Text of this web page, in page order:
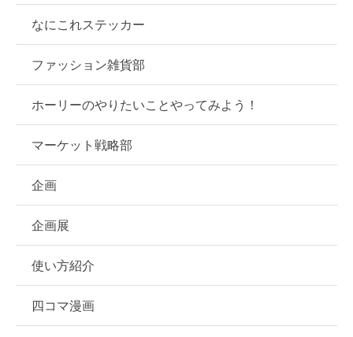
なにこれステッカー
ファッション雑貨部
ホーリーのやりたいことやってみよう！
マーケット戦略部
企画
企画展
使い方紹介
四コマ漫画